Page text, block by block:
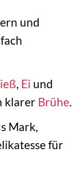
und
, Ei und
klarer Brühe.
Mark,
für